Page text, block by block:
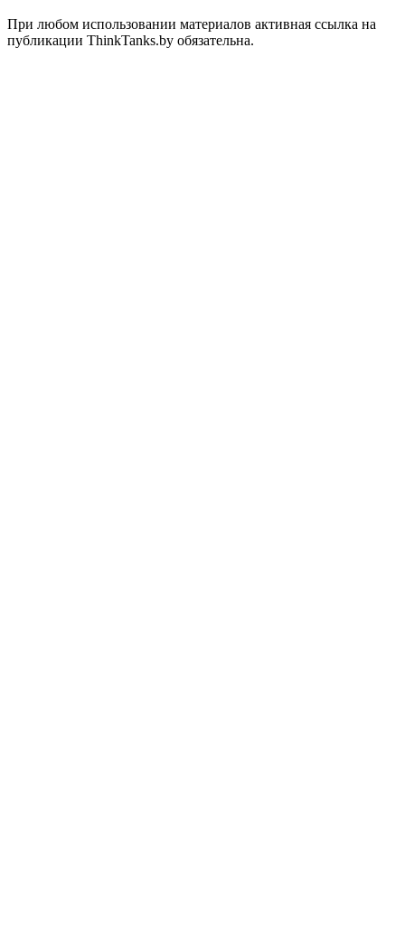
При любом использовании материалов активная ссылка на
публикации ThinkTanks.by обязательна.